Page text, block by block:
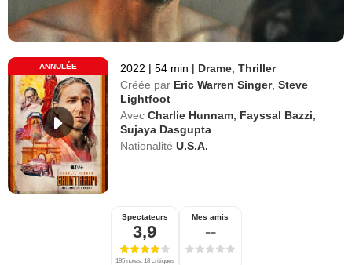
ANNULÉE 2022 | 54 min | Drame ,Thriller
Créée par Eric Warren Singer,Steve
Lightfoot
Avec Charlie Hunnam Fayssal Bazzi
Sujaya Dasgupta
Nationalité U.S.A.
Spectateurs
3,9
195 notes, 18 critiques
Mes amis
--